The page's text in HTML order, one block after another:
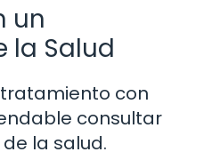
un
la Salud
con
consultar
la salud.